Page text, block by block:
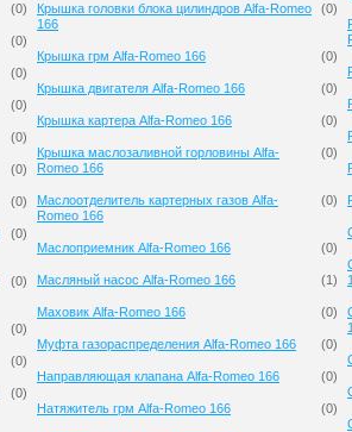
(0)
(0)
(0)
(0)
(0)
(0)
(0)
(0)
(0)
(0)
(0)
(0)
Крышка головки блока цилиндров Alfa-Romeo
166
(0)
Крышка грм Alfa-Romeo 166 (0)
Крышка двигателя Alfa-Romeo 166 (0)
Крышка картера Alfa-Romeo 166 (0)
Крышка маслозаливной горловины Alfa-
Romeo 166
(0)
Маслоотделитель картерных газов Alfa-
Romeo 166
(0)
Маслоприемник Alfa-Romeo 166 (0)
Масляный насос Alfa-Romeo 166 (1)
Маховик Alfa-Romeo 166 (0)
Муфта газораспределения Alfa-Romeo 166 (0)
Направляющая клапана Alfa-Romeo 166 (0)
Натяжитель грм Alfa-Romeo 166 (0)